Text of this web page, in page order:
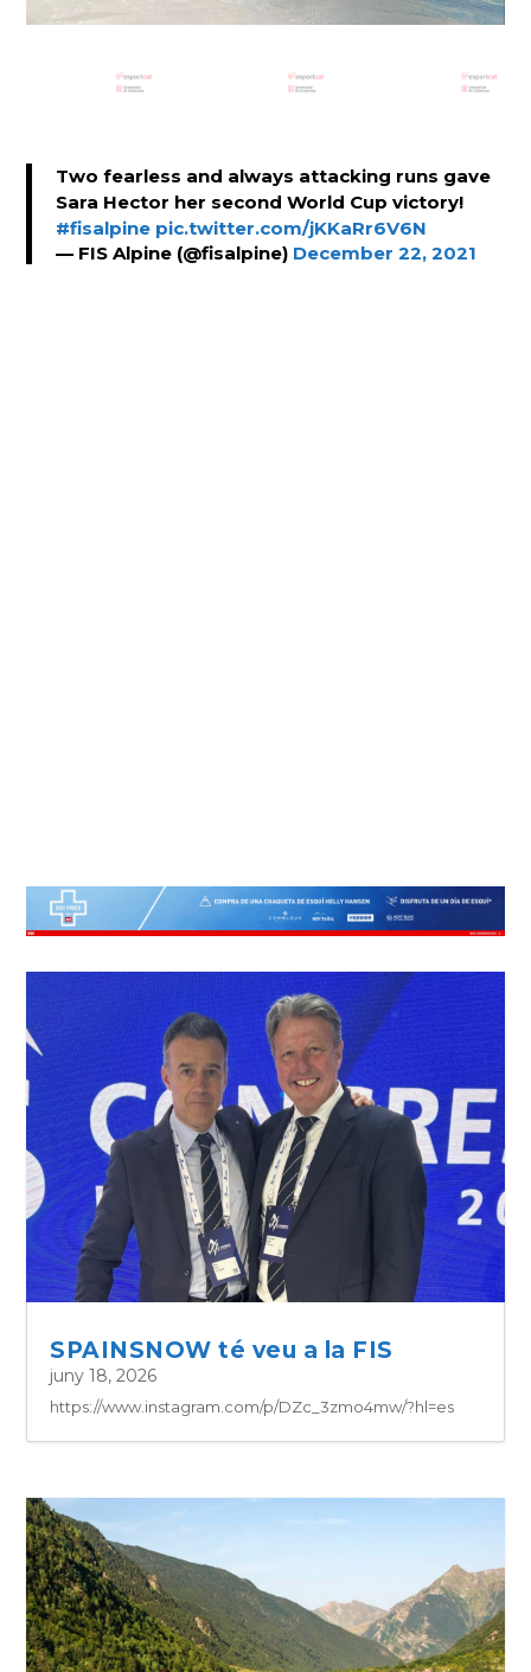
Two fearless and always attacking runs gave
Sara Hector her second World Cup victory!
#fisalpine pic.twitter.com/jKKaRr6V6N
— FIS Alpine (@fisalpine) December 22, 2021
SPAINSNOW té veu a la FIS
juny 18, 2026
https://www.instagram.com/p/DZc_3zmo4mw/?hl=es